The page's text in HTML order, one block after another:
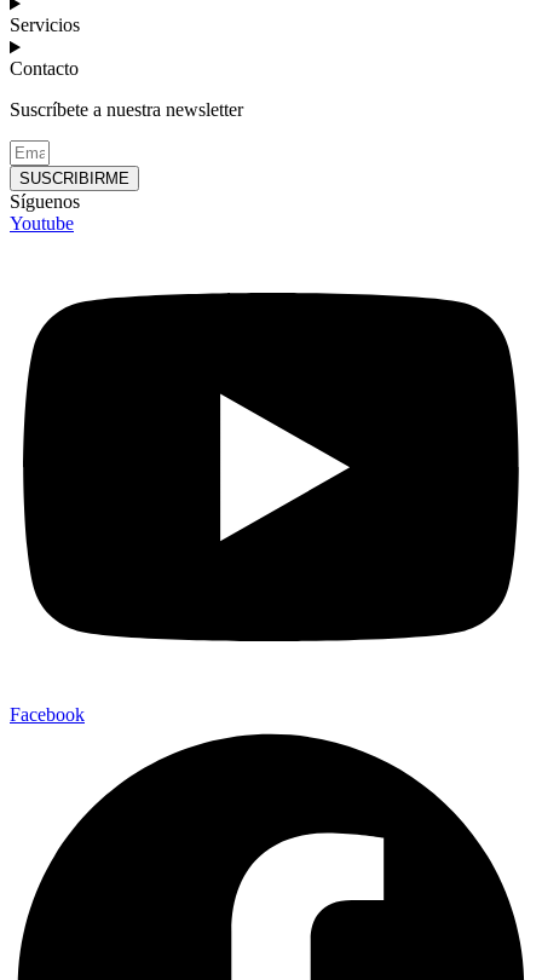
Servicios
Contacto
Suscríbete a nuestra newsletter
SUSCRIBIRME
Síguenos
Youtube
Facebook